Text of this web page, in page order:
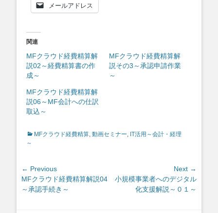
メールアドレス
関連
MFクラウド経費精算解
説02～経費精算書の作
成～
MFクラウド経費精算解
説その3～承認申請作業
～
MFクラウド経費精算解
説06～MF会計への仕訳
取込～
Categories
MFクラウド経費精算, 動画セミナー, IT活用～会計・経理
～
投
稿
ナ
← Previous
Previous
post:
MFクラウド経費精算解説04
～承認手続き～
Next →
Next
小規模事業者へのデジタル
化支援解説～０１～